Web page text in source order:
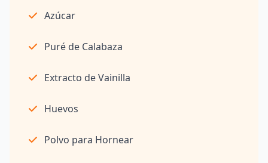
Azúcar
Puré de Calabaza
Extracto de Vainilla
Huevos
Polvo para Hornear